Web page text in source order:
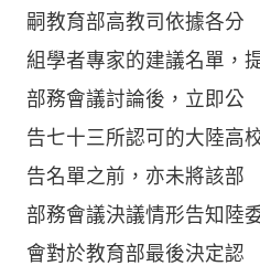
嗣教育部高教司依據各分
組學者專家的建議名單，
部務會議討論後，立即公
告七十三所認可的大陸高
告名單之前，亦未將該部
部務會議決議情形告知陸
會對於教育部最後決定認